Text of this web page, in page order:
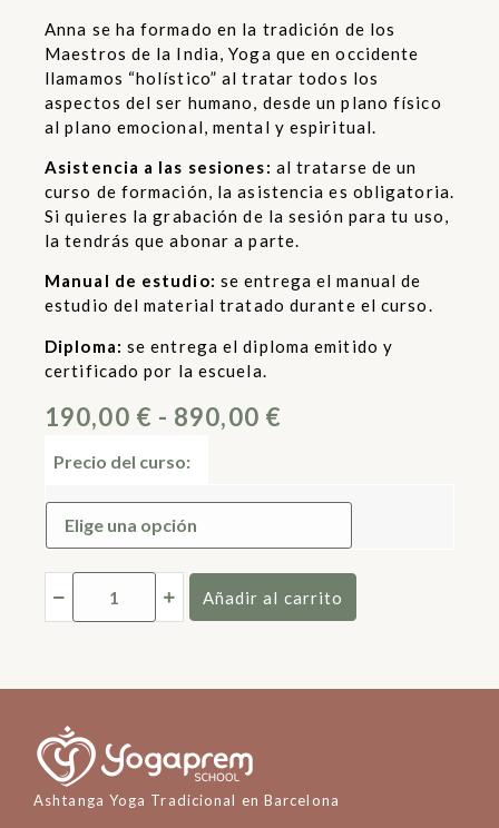
Anna se ha formado en la tradición de los
Maestros de la India, Yoga que en occidente
llamamos “holístico” al tratar todos los
aspectos del ser humano, desde un plano físico
al plano emocional, mental y espiritual.
Asistencia a las sesiones: al tratarse de un
curso de formación, la asistencia es obligatoria.
Si quieres la grabación de la sesión para tu uso,
la tendrás que abonar a parte.
Manual de estudio: se entrega el manual de
estudio del material tratado durante el curso.
Diploma: se entrega el diploma emitido y
certificado por la escuela.
190,00 € - 890,00 €
Precio del curso:
Añadir al carrito
Ashtanga Yoga Tradicional en Barcelona